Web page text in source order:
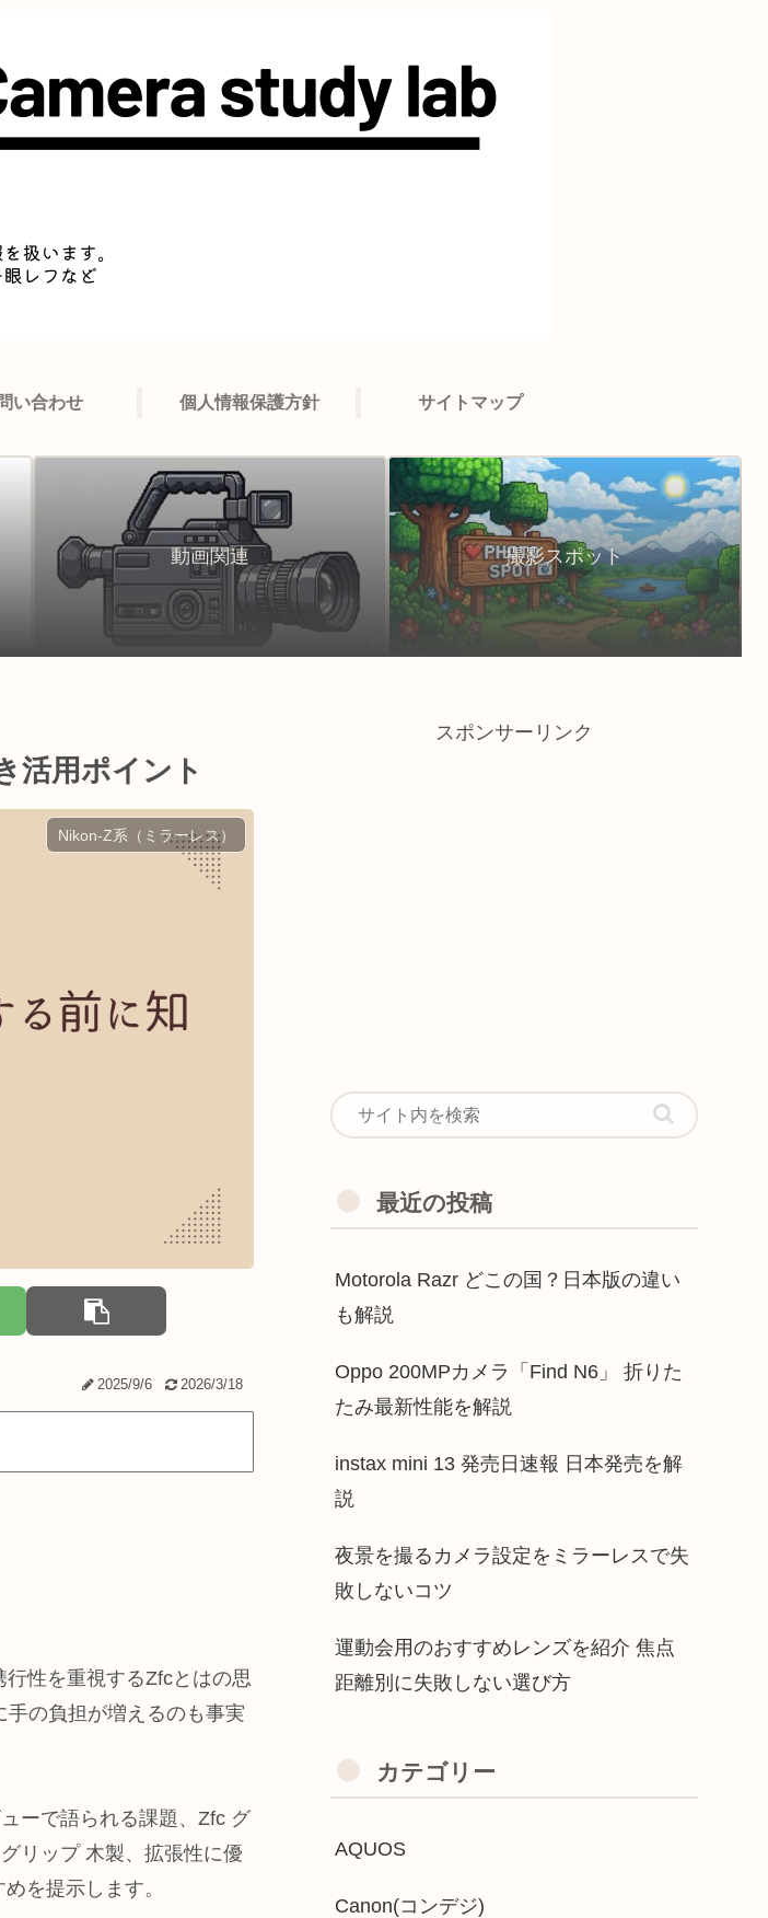
い合わせ 個人情報保護方針 サイトマップ
動画関連 撮影スポット
活用ポイント
Nikon-Z系（ミラーレス）
2025/9/6 2026/3/18
性を重視するZfcとはの思
の負担が増えるのも事実
ーで語られる課題、Zfc グ
リップ 木製、拡張性に優
を提示します。
スポンサーリンク
最近の投稿
Motorola Razr どこの国？日本版の違い
も解説
Oppo 200MPカメラ「Find N6」 折りた
たみ最新性能を解説
instax mini 13 発売日速報 日本発売を解
説
夜景を撮るカメラ設定をミラーレスで失
敗しないコツ
運動会用のおすすめレンズを紹介 焦点
距離別に失敗しない選び方
カテゴリー
AQUOS
Canon(コンデジ)